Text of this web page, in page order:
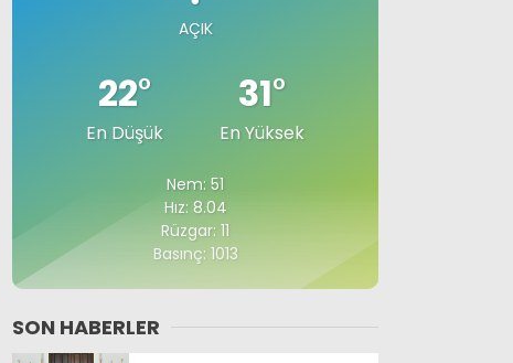
AÇIK
22°
En Düşük
31°
En Yüksek
Nem: 51
Hız: 8.04
Rüzgar: 11
Basınç: 1013
SON HABERLER